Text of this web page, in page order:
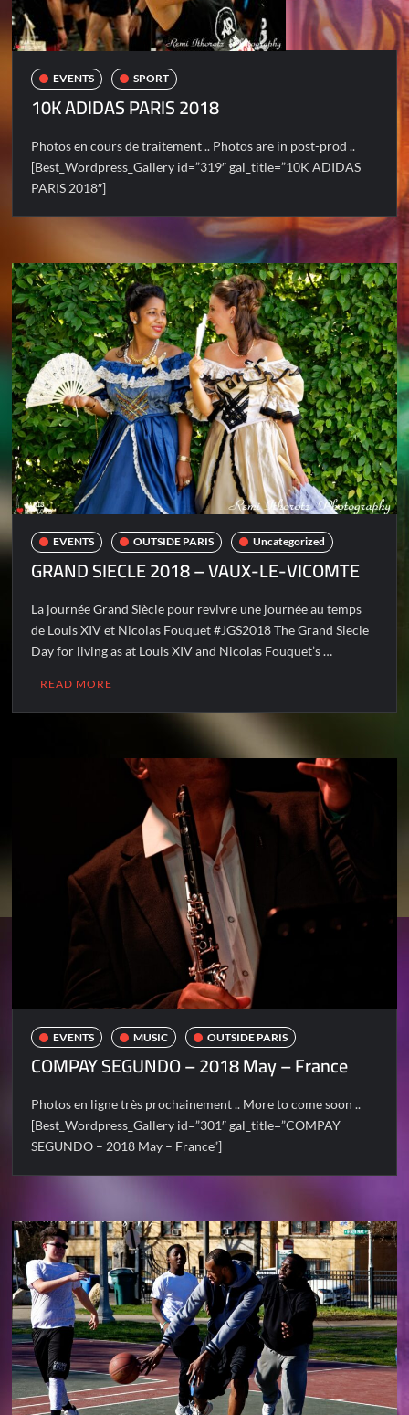
EVENTS SPORT
10K ADIDAS PARIS 2018
Photos en cours de traitement .. Photos are in post-prod ..
[Best_Wordpress_Gallery id=”319″ gal_title=”10K ADIDAS
PARIS 2018″]
EVENTS OUTSIDE PARIS Uncategorized
GRAND SIECLE 2018 – VAUX-LE-VICOMTE
La journée Grand Siècle pour revivre une journée au temps
de Louis XIV et Nicolas Fouquet #JGS2018 The Grand Siecle
Day for living as at Louis XIV and Nicolas Fouquet’s …
READ MORE
EVENTS MUSIC OUTSIDE PARIS
COMPAY SEGUNDO – 2018 May – France
Photos en ligne très prochainement .. More to come soon ..
[Best_Wordpress_Gallery id=”301″ gal_title=”COMPAY
SEGUNDO – 2018 May – France”]